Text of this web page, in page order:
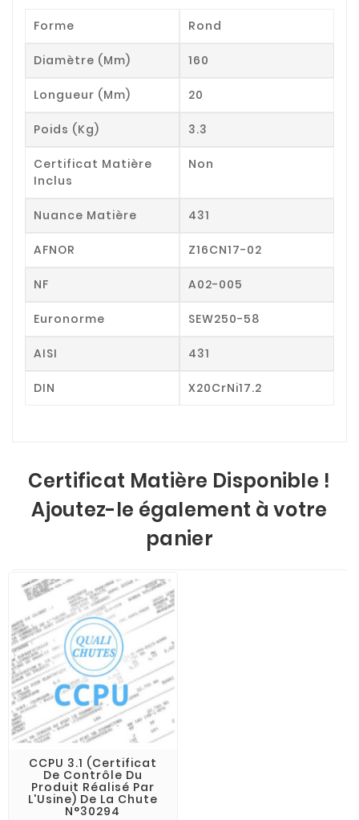
Forme Rond
Diamètre (mm) 160
Longueur (mm) 20
Poids (kg) 3.3
Certificat Matière
Inclus
Non
Nuance Matière 431
AFNOR Z16CN17-02
NF A02-005
Euronorme SEW250-58
AISI 431
DIN X20CrNi17.2
Certificat Matière Disponible !
Ajoutez-le également à votre
panier
CCPU 3.1 (Certificat
De Contrôle Du
Produit Réalisé Par
L'Usine) De La Chute
N°30294